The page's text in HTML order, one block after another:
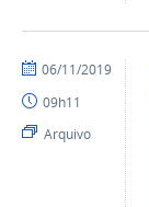
por
publicado
06/11/2019
09h11
Arquivo